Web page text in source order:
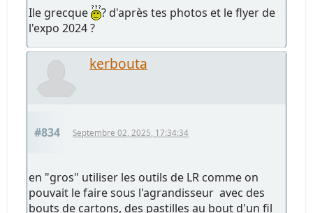
Ile grecque
? d'après tes photos et le flyer de
l'expo 2024 ?
kerbouta
#834 Septembre 02, 2025, 17:34:34
en "gros" utiliser les outils de LR comme on
pouvait le faire sous l'agrandisseur avec des
bouts de cartons, des pastilles au bout d'un fil